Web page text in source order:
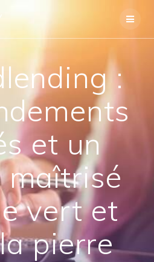
au
:
et un
maîtrisé
vert et
pierre